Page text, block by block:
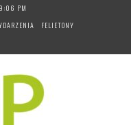
PM
FELIETONY